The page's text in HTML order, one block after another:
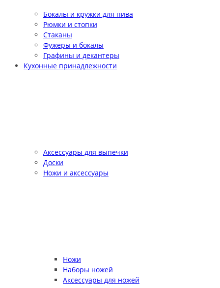
Бокалы и кружки для пива
Рюмки и стопки
Стаканы
Фужеры и бокалы
Графины и декантеры
Кухонные принадлежности
Аксессуары для выпечки
Доски
Ножи и аксессуары
Ножи
Наборы ножей
Аксессуары для ножей